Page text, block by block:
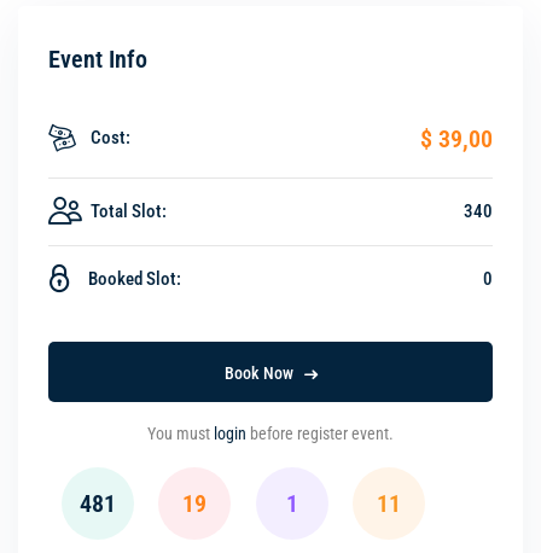
Event Info
Cost: $ 39,00
Total Slot: 340
Booked Slot: 0
Book Now
You must login before register event.
481 19 1 11